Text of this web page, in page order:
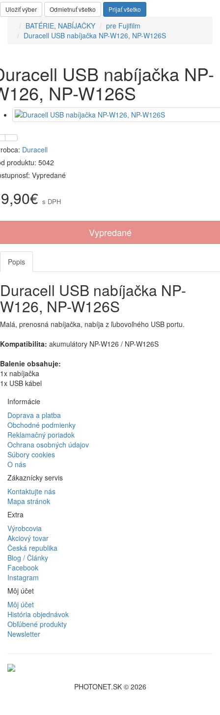
Uložiť výber Odmietnuť všetko Prijať všetko
BATÉRIE, NABÍJAČKY
pre Fujifilm
Duracell USB nabíjačka NP-W126, NP-W126S
USB nabíjačka NP-
NP-W126S
Duracell
produktu: 5042
Vypredané
s DPH
Vypredané
Popis
Duracell USB nabíjačka NP-
W126, NP-W126S
Malá, prenosná nabíjačka, nabíja z ľubovoľného USB portu.
Kompatibilita: akumulátory NP-W126 / NP-W126S
Balenie obsahuje:
1x nabíjačka
1x USB kábel
Informácie
Doprava a platba
Obchodné podmienky
Reklamačný poriadok
Ochrana osobných údajov
Súbory cookies
O nás
Zákaznícky servis
Kontaktujte nás
Mapa stránok
Extra
Výrobcovia
Akciový tovar
Česká republika
Blog / Články
Facebook
Instagram
Môj účet
Môj účet
História objednávok
Obľúbené produkty
Newsletter
PHOTONET.SK © 2026